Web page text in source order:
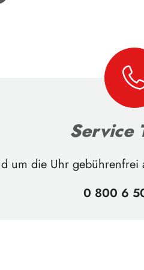
Service
um die Uhr
0 800 6